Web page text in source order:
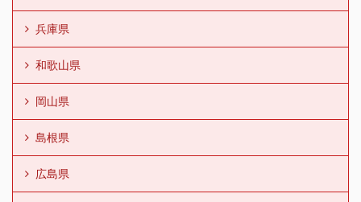
兵庫県
和歌山県
岡山県
島根県
広島県